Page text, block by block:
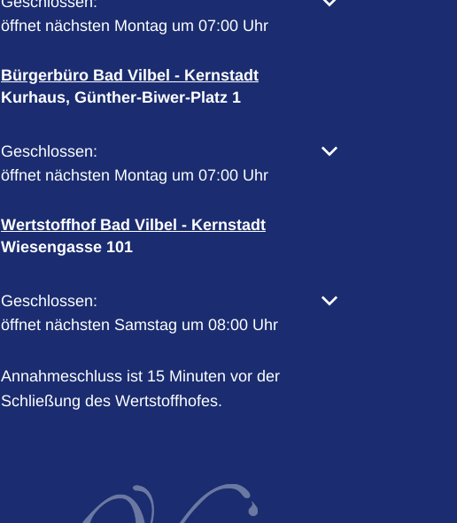
öffnet nächsten Montag um 07:00 Uhr
Bürgerbüro Bad Vilbel - Kernstadt
Kurhaus, Günther-Biwer-Platz 1
Klicken, um weitere Öffnungs- oder Schließzeiten auszublenden
Geschlossen:
öffnet nächsten Montag um 07:00 Uhr
Wertstoffhof Bad Vilbel - Kernstadt
Wiesengasse 101
Klicken, um weitere Öffnungs- oder Schließzeiten auszublenden
Geschlossen:
öffnet nächsten Samstag um 08:00 Uhr
Annahmeschluss ist 15 Minuten vor der
Schließung des Wertstoffhofes.